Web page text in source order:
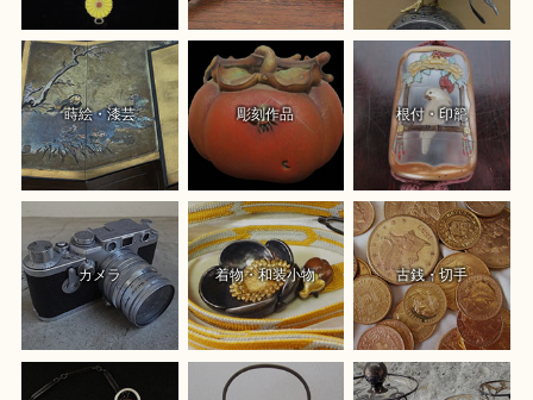
蒔絵・漆芸 彫刻作品 根付・印籠
カメラ 着物・和装小物 古銭・切手